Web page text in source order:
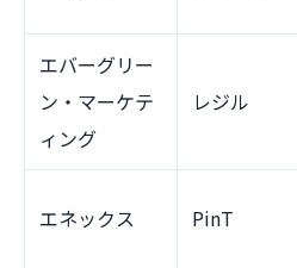
エバーグリー
ン・マーケテ
ィング
レジル
エネックス PinT